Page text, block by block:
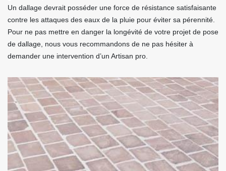
Un dallage devrait posséder une force de résistance satisfaisante
contre les attaques des eaux de la pluie pour éviter sa pérennité.
Pour ne pas mettre en danger la longévité de votre projet de pose
de dallage, nous vous recommandons de ne pas hésiter à
demander une intervention d’un Artisan pro.